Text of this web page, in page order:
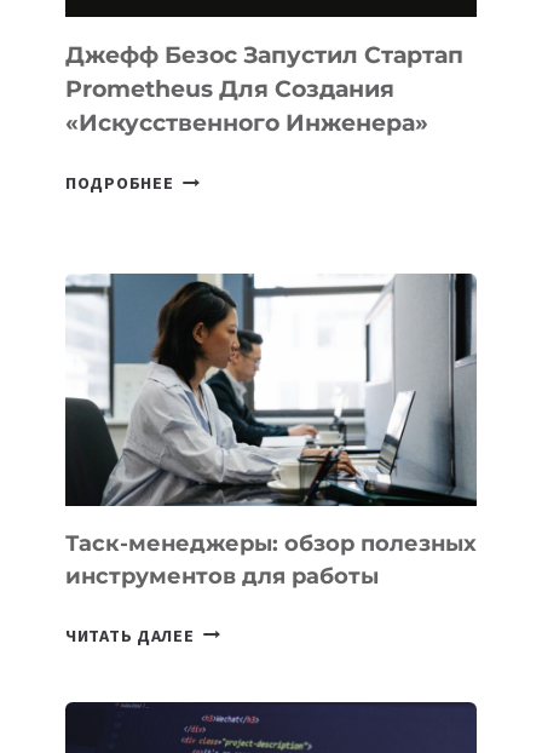
И
LINUX
Джефф Безос Запустил Стартап
Prometheus Для Создания
«искусственного Инженера»
ПОДРОБНЕЕ ДЖЕФФ
PROMETHEUS
ДЛЯ
СОЗДАНИЯ
«ИСКУССТВЕННОГО
ИНЖЕНЕРА»
Таск-менеджеры: обзор полезных
инструментов для работы
ЧИТАТЬ ДАЛЕЕ ТАСК-
ПОЛЕЗНЫХ